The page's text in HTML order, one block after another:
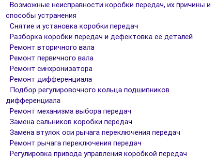
Возможные неисправности коробки передач, их причины и
способы устранения
Снятие и установка коробки передач
Разборка коробки передач и дефектовка ее деталей
Ремонт вторичного вала
Ремонт первичного вала
Ремонт синхронизатора
Ремонт дифференциала
Подбор регулировочного кольца подшипников
дифференциала
Ремонт механизма выбора передач
Замена сальников коробки передач
Замена втулок оси рычага переключения передач
Ремонт рычага переключения передач
Регулировка привода управления коробкой передач